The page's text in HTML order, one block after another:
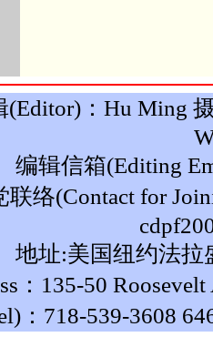
(Editor)：Hu Ming
编辑信箱(Editing
联络(Contact for
地址:美国纽约法拉
：135-50
：718-539-3608